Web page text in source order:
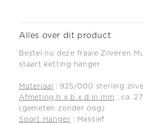
ketting
hanger
ketting
hanger
Alles over dit product
Bestel nu deze fraaie Zilveren
staart ketting hanger
Materiaal
: 925/000 sterling
Afmeting h x b x d in mm : ca.
(gemeten zonder oog)
Soort Hanger : Massief